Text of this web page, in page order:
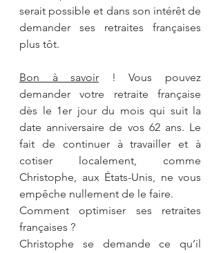
serait possible et dans son intérêt de
demander ses retraites françaises
plus tôt.
Bon à savoir ! Vous pouvez
demander votre retraite française
dès le 1er jour du mois qui suit la
date anniversaire de vos 62 ans. Le
fait de continuer à travailler et à
cotiser localement, comme
Christophe, aux États-Unis, ne vous
empêche nullement de le faire.
Comment optimiser ses retraites
françaises ?
Christophe se demande ce qu’il